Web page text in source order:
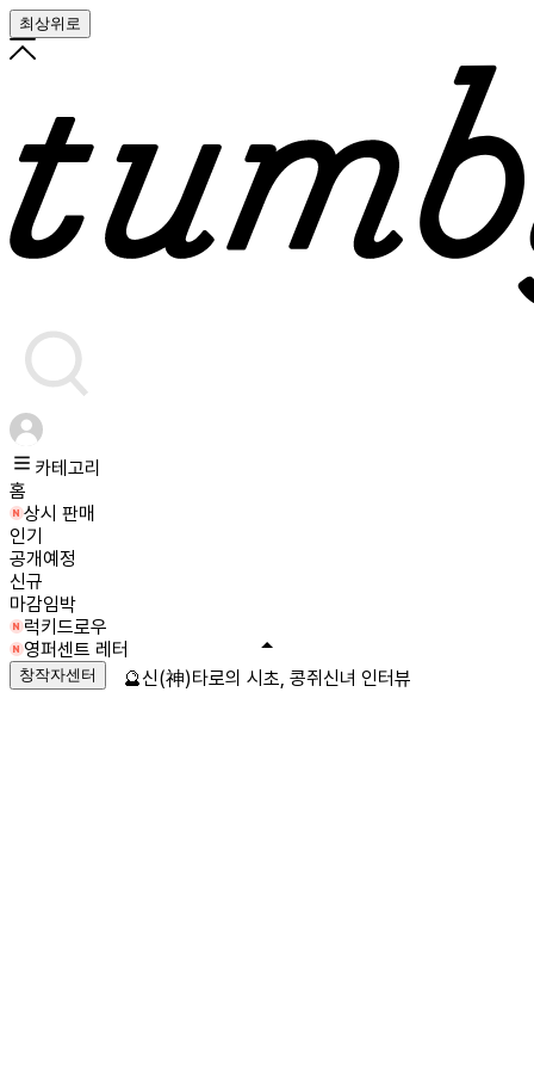
최상위로
카테고리
홈
상시 판매
인기
공개예정
신규
마감임박
럭키드로우
영퍼센트 레터
창작자센터 🔮신(神)타로의 시초, 콩쥐신녀 인터뷰